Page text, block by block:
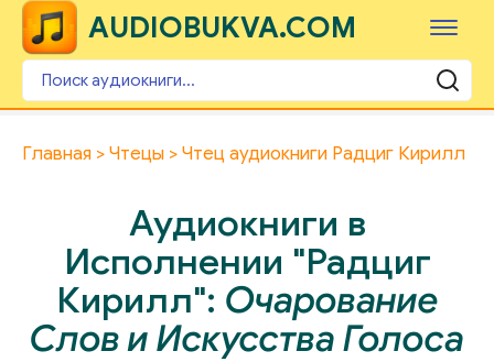
AUDIOBUKVA.COM
Главная Чтецы Чтец аудиокниги Радциг Кирилл
Аудиокниги в
Исполнении "Радциг
Кирилл": Очарование
Слов и Искусства Голоса